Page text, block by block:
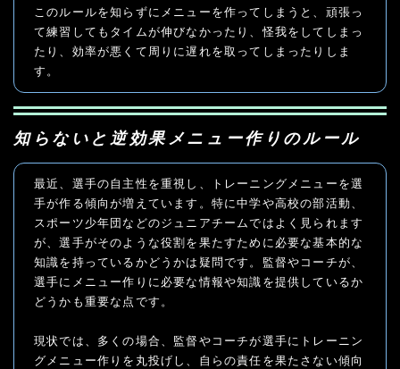
このルールを知らずにメニューを作ってしまうと、頑張っ
て練習してもタイムが伸びなかったり、怪我をしてしまっ
たり、効率が悪くて周りに遅れを取ってしまったりしま
す。
知らないと逆効果メニュー作りのルール
最近、選手の自主性を重視し、トレーニングメニューを選
手が作る傾向が増えています。特に中学や高校の部活動、
スポーツ少年団などのジュニアチームではよく見られます
が、選手がそのような役割を果たすために必要な基本的な
知識を持っているかどうかは疑問です。監督やコーチが、
選手にメニュー作りに必要な情報や知識を提供しているか
どうかも重要な点です。
現状では、多くの場合、監督やコーチが選手にトレーニン
グメニュー作りを丸投げし、自らの責任を果たさない傾向